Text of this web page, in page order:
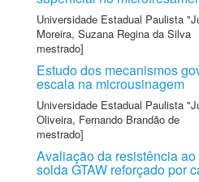
Universidade Estadual Paulista
Moreira, Suzana Regina da Silva
mestrado]
Estudo dos mecanismos
escala na microusinagem
Universidade Estadual Paulista
Oliveira, Fernando Brandão de
mestrado]
Avaliação da resistência
solda GTAW reforçado por